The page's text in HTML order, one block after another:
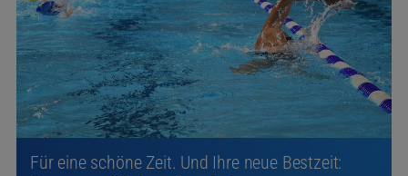
Für eine schöne Zeit. Und Ihre neue Bestzeit:
Unser ganzjähriges Angebot
Rund ums Jahr garantieren unser Wellenbecken,
Kinderbecken, Sprungturm sowie die Riesenrutsche
abwechslungsreichen Badespaß für Jung und Alt.
im 50-Meter-Sportbecken an persönlichen Rekorden